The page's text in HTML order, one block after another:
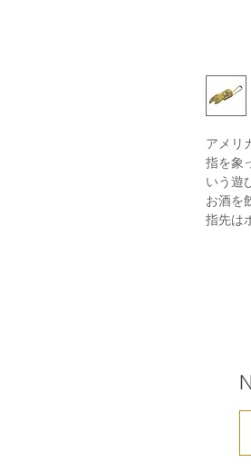
アメリ
指を象
いう遊
お酒を
指先は